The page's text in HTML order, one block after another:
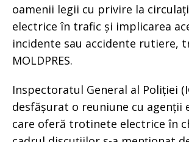
oamenii legii cu privire la
electrice în trafic și implicarea
incidente sau accidente rutiere,
MOLDPRES.
Inspectoratul General al Poliției
desfășurat o reuniune cu agenții
care oferă trotinete electrice în